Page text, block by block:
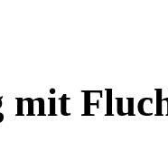
mit